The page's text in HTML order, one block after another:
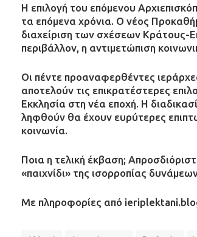
Η επιλογή του επόμενου
τα επόμενα χρόνια. Ο νέος
διαχείριση των σχέσεων Κράτους-
περιβάλλον, η αντιμετώπιση
Οι πέντε προαναφερθέντες
αποτελούν τις επικρατέστερες
Εκκλησία στη νέα εποχή. Η
ληφθούν θα έχουν ευρύτερες
κοινωνία.
Ποια η τελική έκβαση;
«παιχνίδι» της ισορροπίας
Με πληροφορίες από